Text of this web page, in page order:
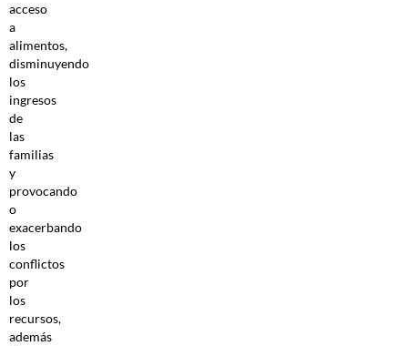
acceso
a
alimentos,
disminuyendo
los
ingresos
de
las
familias
y
provocando
o
exacerbando
los
conflictos
por
los
recursos,
además